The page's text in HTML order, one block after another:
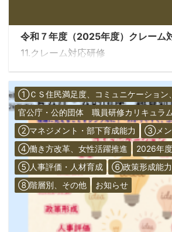
令和７年度（2025年度）クレーム
11.クレーム対応研修
①ＣＳ住民満足度、コミュニケーション
官公庁・公的団体 職員研修カリキュラム
②マネジメント・部下育成能力
③メン
④働き方改革、女性活躍推進
2026年度
⑤人事評価・人材育成
⑥政策形成能力
⑧階層別、その他
お知らせ